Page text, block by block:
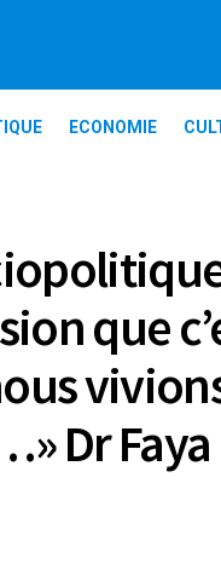
ECONOMIE
que
Dr Faya